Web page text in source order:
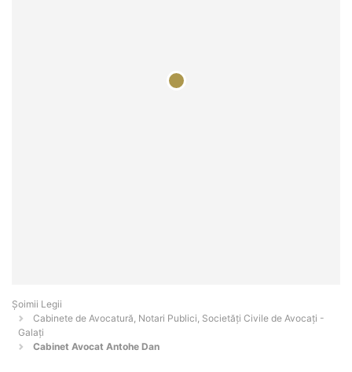
Șoimii Legii
Cabinete de Avocatură, Notari Publici, Societăți Civile de Avocați -
Galaţi
Cabinet Avocat Antohe Dan